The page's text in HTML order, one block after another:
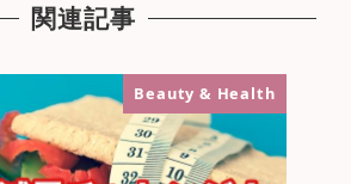
関連記事
Beauty & Health